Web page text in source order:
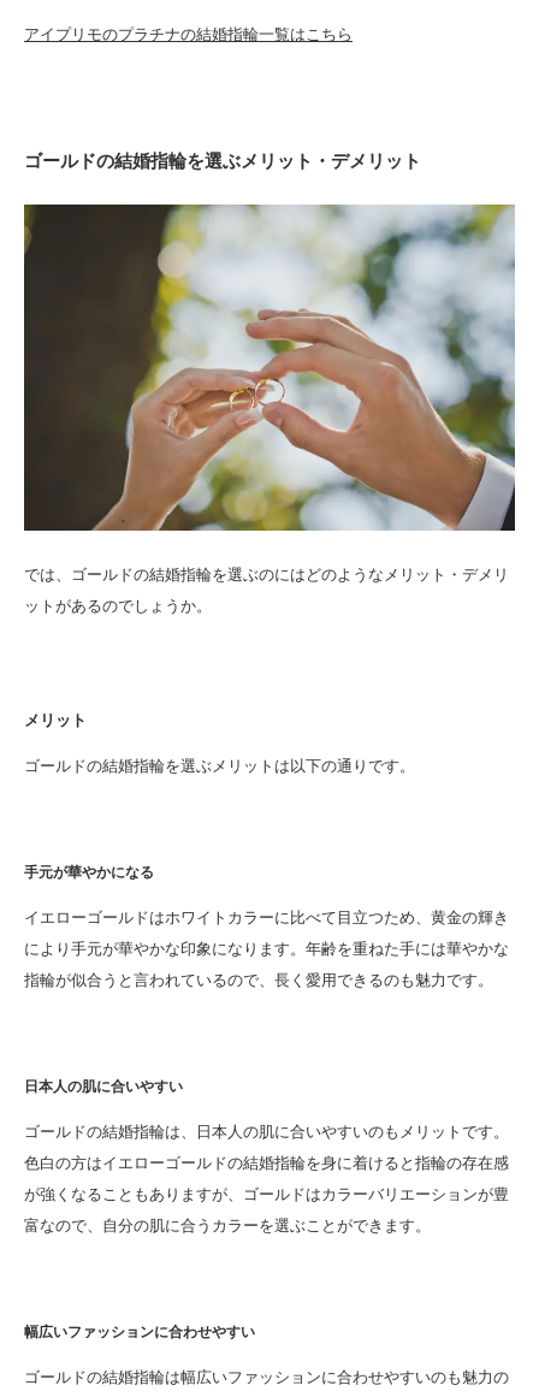
アイプリモのプラチナの結婚指輪一覧はこちら
ゴールドの結婚指輪を選ぶメリット・デメリット
では、ゴールドの結婚指輪を選ぶのにはどのようなメリット・デメリ
ットがあるのでしょうか。
メリット
ゴールドの結婚指輪を選ぶメリットは以下の通りです。
手元が華やかになる
イエローゴールドはホワイトカラーに比べて目立つため、黄金の輝き
により手元が華やかな印象になります。年齢を重ねた手には華やかな
指輪が似合うと言われているので、長く愛用できるのも魅力です。
日本人の肌に合いやすい
ゴールドの結婚指輪は、日本人の肌に合いやすいのもメリットです。
色白の方はイエローゴールドの結婚指輪を身に着けると指輪の存在感
が強くなることもありますが、ゴールドはカラーバリエーションが豊
富なので、自分の肌に合うカラーを選ぶことができます。
幅広いファッションに合わせやすい
ゴールドの結婚指輪は幅広いファッションに合わせやすいのも魅力の